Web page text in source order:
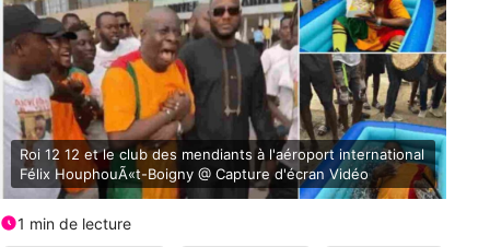
Roi 12 12 et le club des mendiants à l'aéroport international
Félix HouphouÃ«t-Boigny @ Capture d'écran Vidéo
1 min de lecture